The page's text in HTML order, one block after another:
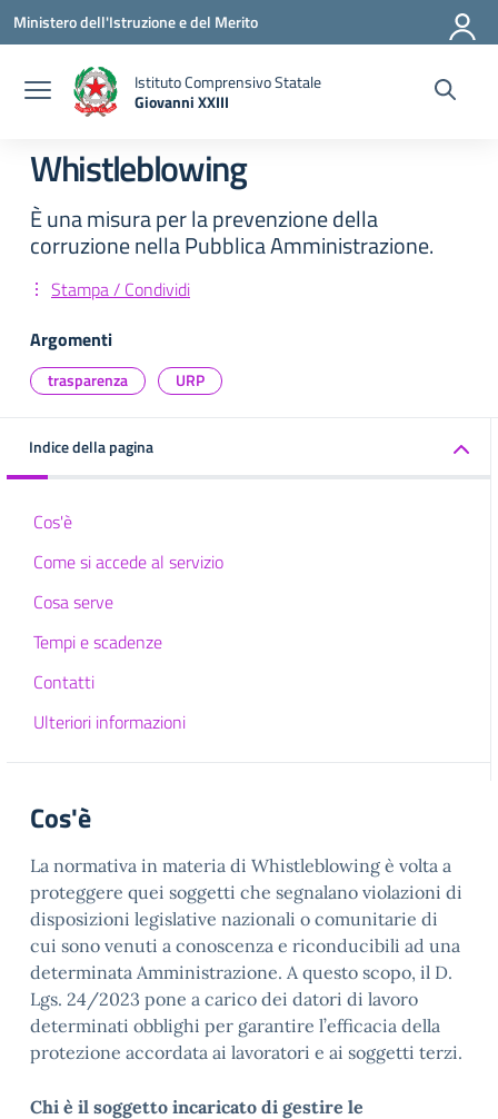
Vai ai contenuti
Vai al menu di navigazione
Vai al footer
Ministero dell'Istruzione e del Merito
Istituto Comprensivo Statale
Giovanni XXIII
Whistleblowing
È una misura per la prevenzione della
corruzione nella Pubblica Amministrazione.
Stampa / Condividi
Argomenti
trasparenza URP
Indice della pagina
Cos'è
Come si accede al servizio
Cosa serve
Tempi e scadenze
Contatti
Ulteriori informazioni
Cos'è
La normativa in materia di Whistleblowing è volta a
proteggere quei soggetti che segnalano violazioni di
disposizioni legislative nazionali o comunitarie di
cui sono venuti a conoscenza e riconducibili ad una
determinata Amministrazione. A questo scopo, il D.
Lgs. 24/2023 pone a carico dei datori di lavoro
determinati obblighi per garantire l’efficacia della
protezione accordata ai lavoratori e ai soggetti terzi.
Chi è il soggetto incaricato di gestire le